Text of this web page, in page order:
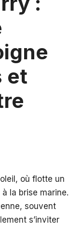
et
où flotte un
la brise marine.
souvent
s’inviter